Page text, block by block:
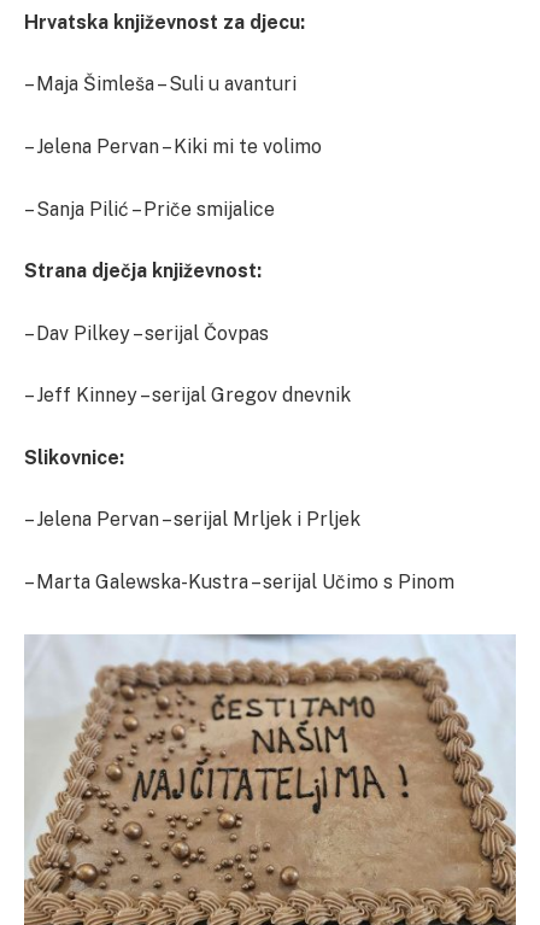
Hrvatska književnost za djecu:
– Maja Šimleša – Suli u avanturi
– Jelena Pervan – Kiki mi te volimo
– Sanja Pilić – Priče smijalice
Strana dječja književnost:
– Dav Pilkey – serijal Čovpas
– Jeff Kinney – serijal Gregov dnevnik
Slikovnice:
– Jelena Pervan – serijal Mrljek i Prljek
– Marta Galewska-Kustra – serijal Učimo s Pinom